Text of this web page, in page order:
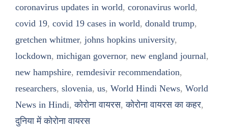
coronavirus updates in world, coronavirus world,
covid 19, covid 19 cases in world, donald trump,
gretchen whitmer, johns hopkins university,
lockdown, michigan governor, new england journal,
new hampshire, remdesivir recommendation,
researchers, slovenia, us, World Hindi News, World
News in Hindi,कोरोना वायरस,कोरोना वायरस का कहर,
दुनिया में कोरोना वायरस